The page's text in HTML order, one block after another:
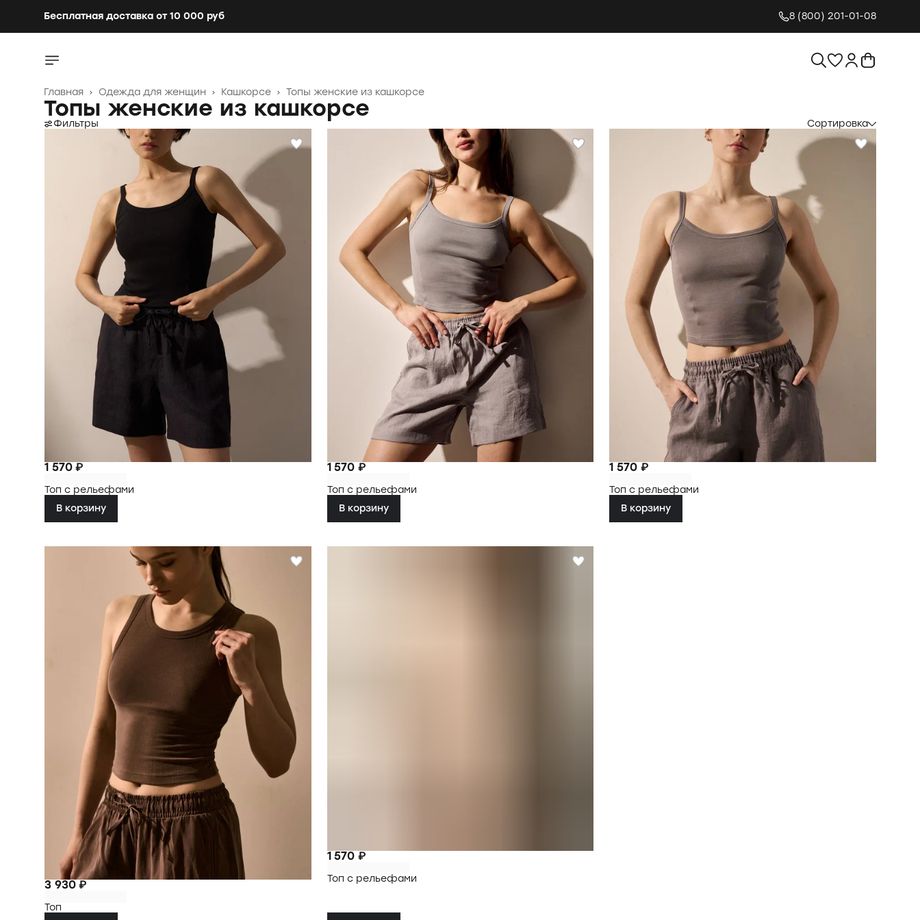
Бесплатная доставка от 10 000 руб 8 (800) 201-01-08
Топы женские из кашкорсе
Кашкорсе ›
Одежда для женщин ›
Главная ›
Топы женские из кашкорсе
Фильтры Сортировка
1 570 ₽
Топ с рельефами
В корзину
1 570 ₽
Топ с рельефами
В корзину
1 570 ₽
Топ с рельефами
В корзину
3 930 ₽
Топ
1 570 ₽
Топ с рельефами